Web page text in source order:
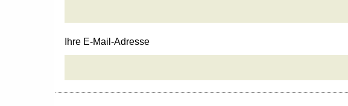
Ihre E-Mail-Adresse